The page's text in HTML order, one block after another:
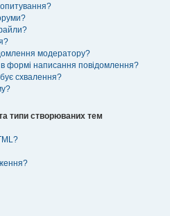
модератору?
формі написання повідомлення?
схвалення?
типи створюваних тем